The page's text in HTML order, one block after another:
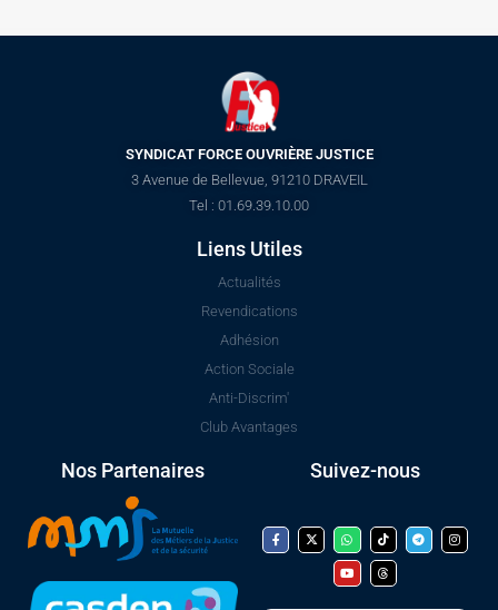
SYNDICAT FORCE OUVRIÈRE JUSTICE
3 Avenue de Bellevue, 91210 DRAVEIL
Tel : 01.69.39.10.00
Liens Utiles
Actualités
Revendications
Adhésion
Action Sociale
Anti-Discrim'
Club Avantages
Nos Partenaires Suivez-nous